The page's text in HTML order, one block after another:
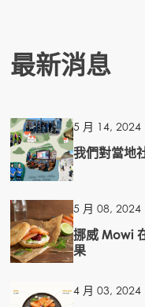
最新消息
5 月 14, 2024
我們對當地
5 月 08, 2024
挪威 Mowi
果
4 月 03, 2024